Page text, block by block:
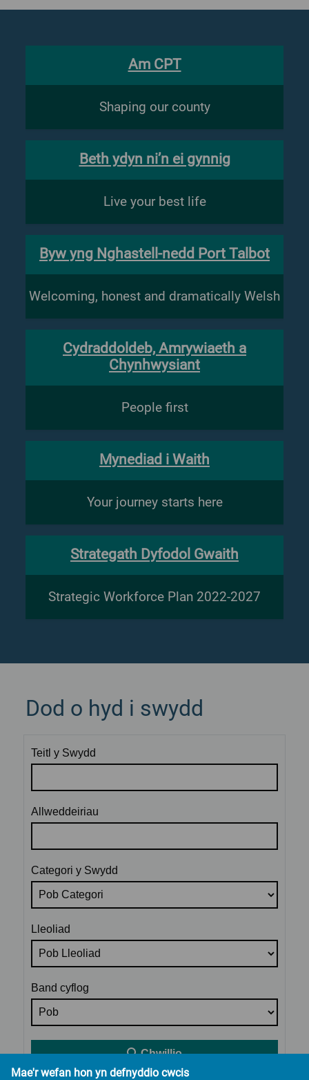
Am CPT
Shaping our county
Beth ydyn ni’n ei gynnig
Live your best life
Byw yng Nghastell-nedd Port Talbot
Welcoming, honest and dramatically Welsh
Cydraddoldeb, Amrywiaeth a
Chynhwysiant
People first
Mynediad i Waith
Your journey starts here
Strategath Dyfodol Gwaith
Strategic Workforce Plan 2022-2027
Dod o hyd i swydd
Teitl y Swydd
Allweddeiriau
Categori y Swydd
Lleoliad
Band cyflog
Chwillio
Mae'r wefan hon yn defnyddio cwcis